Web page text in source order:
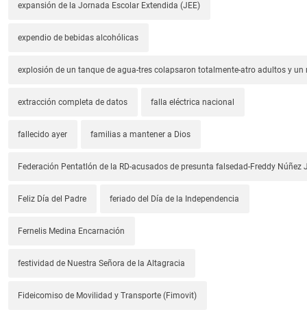
expansión de la Jornada Escolar Extendida (JEE)
expendio de bebidas alcohólicas
explosión de un tanque de agua-tres colapsaron totalmente-atro adultos y un
extracción completa de datos falla eléctrica nacional
fallecido ayer familias a mantener a Dios
Federación Pentatlón de la RD-acusados de presunta falsedad-Freddy Núñez
Feliz Día del Padre feriado del Día de la Independencia
Fernelis Medina Encarnación
festividad de Nuestra Señora de la Altagracia
Fideicomiso de Movilidad y Transporte (Fimovit)